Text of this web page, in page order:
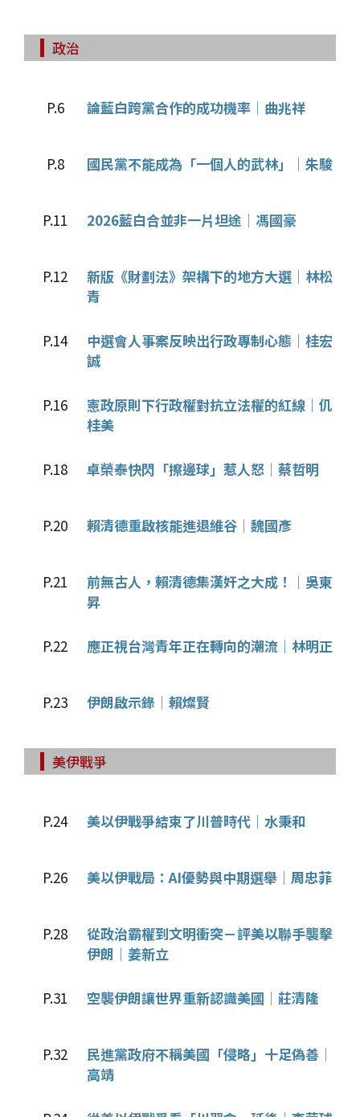
政治
P.6 論藍白跨黨合作的成功機率│曲兆祥
P.8 國民黨不能成為「一個人的武林」│朱駿
P.11 2026藍白合並非一片坦途│馮國豪
P.12
新版《財劃法》架構下的地方大選│林松
青
P.14
中選會人事案反映出行政專制心態│桂宏
誠
P.16
憲政原則下行政權對抗立法權的紅線│仉
桂美
P.18 卓榮泰快閃「擦邊球」惹人怒│蔡哲明
P.20 賴清德重啟核能進退維谷│魏國彥
P.21
前無古人，賴清德集漢奸之大成！│吳東
昇
P.22 應正視台灣青年正在轉向的潮流│林明正
P.23 伊朗啟示錄│賴燦賢
美伊戰爭
P.24 美以伊戰爭結束了川普時代│水秉和
P.26 美以伊戰局：AI優勢與中期選舉│周忠菲
P.28
從政治霸權到文明衝突－評美以聯手襲擊
伊朗│姜新立
P.31 空襲伊朗讓世界重新認識美國│莊清隆
P.32
民進黨政府不稱美國「侵略」十足偽善│
高靖